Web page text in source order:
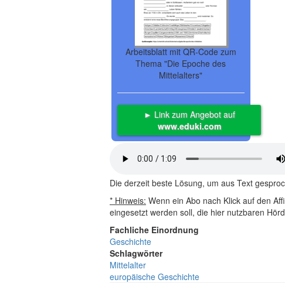
Arbeitsblatt mit QR-Code zum
Thema "Die Epoche des
Mittelalters"
► Link zum Angebot auf
www.eduki.com
Die derzeit beste Lösung, um aus Text
* Hinweis: Wenn ein Abo nach Klick auf den
eingesetzt werden soll, die hier nutzbaren
Fachliche Einordnung
Geschichte
Schlagwörter
Mittelalter
europäische Geschichte